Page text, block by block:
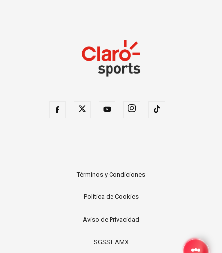
Términos y Condiciones
Política de Cookies
Aviso de Privacidad
SGSST AMX